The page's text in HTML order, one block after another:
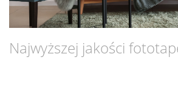
Najwyższej jakości